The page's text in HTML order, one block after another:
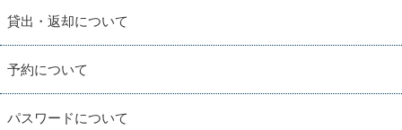
貸出・返却について
予約について
パスワードについて